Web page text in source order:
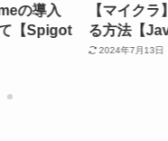
の導入
【Spigot
【マイクラ
る方法【
2024年7月13日